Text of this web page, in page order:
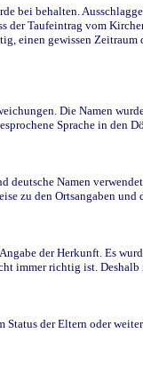
bei behalten.
der Taufeintrag vom
einen gewissen
Die Namen
Sprache in
Namen
zu den Ortsangaben
der Herkunft. Es
immer richtig ist.
der Eltern oder